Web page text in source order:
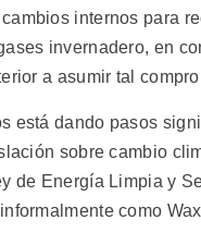
internos para
invernadero, en
a asumir tal
está dando pasos
sobre cambio
de Energía Limpia y
como